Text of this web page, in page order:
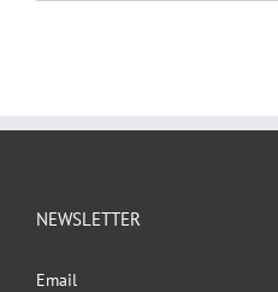
NEWSLETTER
Email